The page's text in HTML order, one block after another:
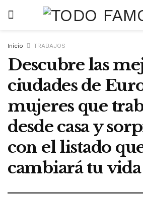
Inicio TRABAJOS
Descubre las
ciudades de
mujeres que
desde casa y
con el listado
cambiará tu